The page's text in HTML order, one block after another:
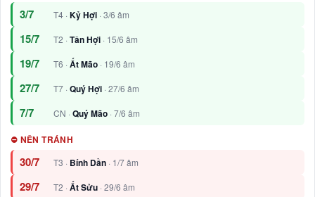
3/7 T4 · Kỷ Hợi · 3/6 âm
15/7 T2 · Tân Hợi · 15/6 âm
19/7 T6 · Ất Mão · 19/6 âm
27/7 T7 · Quý Hợi · 27/6 âm
7/7 CN · Quý Mão · 7/6 âm
⛔ NÊN TRÁNH
30/7 T3 · Bính Dần · 1/7 âm
29/7 T2 ·Ất Sửu · 29/6 âm